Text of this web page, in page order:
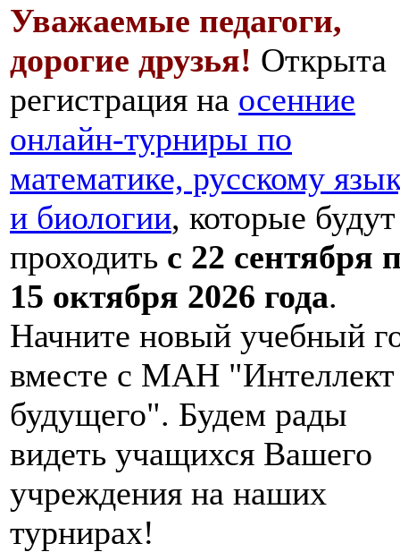
Уважаемые педагоги,
дорогие друзья! Открыта
регистрация на осенние
онлайн-турниры по
математике, русскому
и биологии, которые будут
проходить с 22 сентября
15 октября 2026 года.
Начните новый учебный
вместе с МАН "Интеллект
будущего". Будем рады
видеть учащихся Вашего
учреждения на наших
турнирах!